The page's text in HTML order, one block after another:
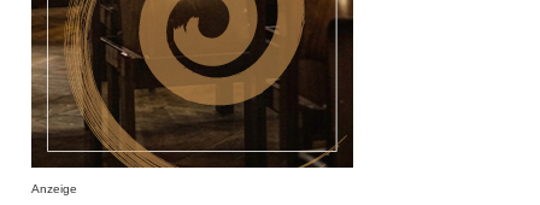
Anzeige